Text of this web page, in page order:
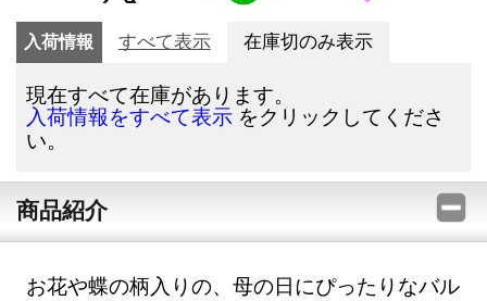
入荷情報 すべて表示 在庫切のみ表示
現在すべて在庫があります。
入荷情報をすべて表示 をクリックしてくださ
い。
商品紹介
お花や蝶の柄入りの、母の日にぴったりなバル